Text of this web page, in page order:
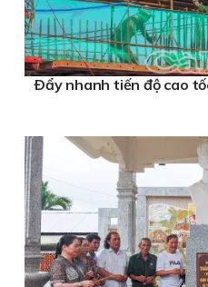
Ðẩy nhanh tiến độ cao